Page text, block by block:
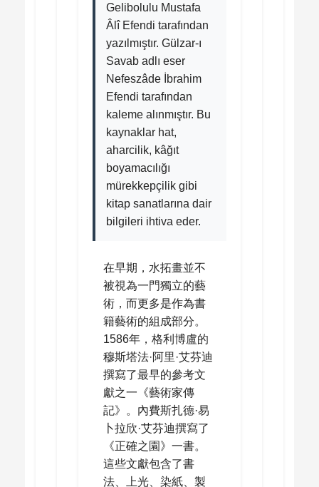
Gelibolulu Mustafa
Âlî Efendi tarafından
yazılmıştır. Gülzar-ı
Savab adlı eser
Nefeszâde İbrahim
Efendi tarafından
kaleme alınmıştır. Bu
kaynaklar hat,
aharcilik, kâğıt
boyamacılığı
mürekkepçilik gibi
kitap sanatlarına dair
bilgileri ihtiva eder.
在早期，水拓畫並不
被視為一門獨立的藝
術，而更多是作為書
籍藝術的組成部分。
1586年，格利博盧的
穆斯塔法·阿里·艾芬迪
撰寫了最早的參考文
獻之一《藝術家傳
記》。內費斯扎德·易
卜拉欣·艾芬迪撰寫了
《正確之園》一書。
這些文獻包含了書
法、上光、染紙、製